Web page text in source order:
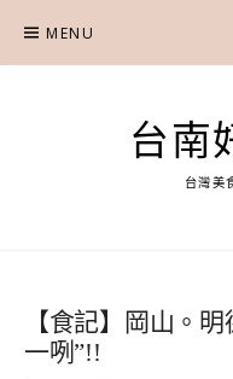
content
MENU
台南
台灣美
【食記】岡山。
一咧”!!